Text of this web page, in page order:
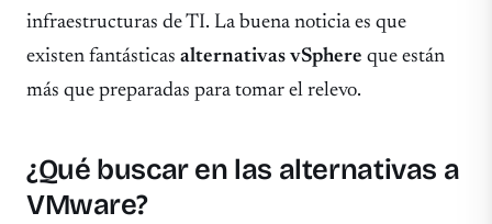
infraestructuras de TI. La buena noticia es que
existen fantásticas alternativas vSphere que están
más que preparadas para tomar el relevo.
¿Qué buscar en las alternativas a
VMware?